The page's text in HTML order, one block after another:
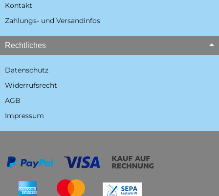
Kontakt
Zahlungs- und Versandinfos
Rechtliches
Datenschutz
Widerrufsrecht
AGB
Impressum